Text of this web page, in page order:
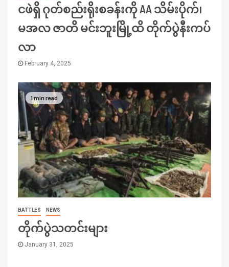
ငဖဲရှိ ဂုတ်စည်းရိုးစခန်းကို AA သိမ်းပိုက်၊
မအလ ဇာတိ မင်းဘူးမြို့ထိ တိုက်ပွဲနီးကပ်
လာ
February 4, 2025
1 min read
BATTLES NEWS
တိုက်ပွဲသတင်းများ
January 31, 2025